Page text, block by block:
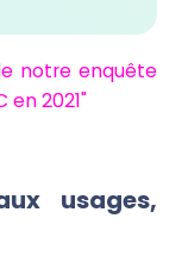
notre enquête
2021"
usages,